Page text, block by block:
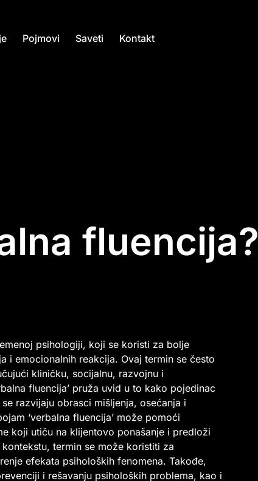
Pojmovi Saveti Kontakt
fluencija?
psihologiji, koji se koristi za bolje
i emocionalnih reakcija. Ovaj termin se često
kliničku, socijalnu, razvojnu i
fluencija’ pruža uvid u to kako pojedinac
razvijaju obrasci mišljenja, osećanja i
‘verbalna fluencija’ može pomoći
koji utiču na klijentovo ponašanje i predloži
termin se može koristiti za
efekata psiholoških fenomena. Takođe,
i rešavanju psiholoških problema, kao i